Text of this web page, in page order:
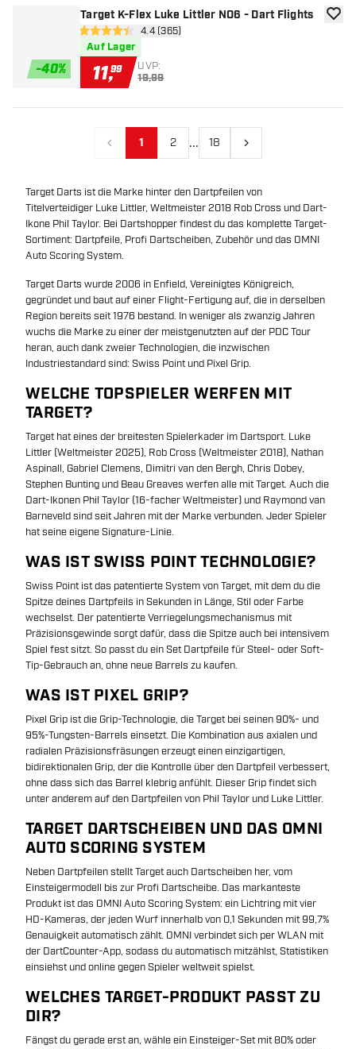
-40%
Target K-Flex Luke Littler NO6 - Dart Flights
Bewertungsbereich öffnen
4.4 Bewertungssterne
4.4 (365)
Auf Lager
11,99 UVP:
19,99
Zur
Vorherige
1 2 ... 18 Nächste
Target Darts ist die Marke hinter den Dartpfeilen von
Titelverteidiger Luke Littler, Weltmeister 2018 Rob Cross und Dart-
Ikone Phil Taylor. Bei Dartshopper findest du das komplette Target-
Sortiment: Dartpfeile, Profi Dartscheiben, Zubehör und das OMNI
Auto Scoring System.
Target Darts wurde 2006 in Enfield, Vereinigtes Königreich,
gegründet und baut auf einer Flight-Fertigung auf, die in derselben
Region bereits seit 1976 bestand. In weniger als zwanzig Jahren
wuchs die Marke zu einer der meistgenutzten auf der PDC Tour
heran, auch dank zweier Technologien, die inzwischen
Industriestandard sind: Swiss Point und Pixel Grip.
WELCHE TOPSPIELER WERFEN MIT
TARGET?
Target hat eines der breitesten Spielerkader im Dartsport. Luke
Littler (Weltmeister 2025), Rob Cross (Weltmeister 2018), Nathan
Aspinall, Gabriel Clemens, Dimitri van den Bergh, Chris Dobey,
Stephen Bunting und Beau Greaves werfen alle mit Target. Auch die
Dart-Ikonen Phil Taylor (16-facher Weltmeister) und Raymond van
Barneveld sind seit Jahren mit der Marke verbunden. Jeder Spieler
hat seine eigene Signature-Linie.
WAS IST SWISS POINT TECHNOLOGIE?
Swiss Point ist das patentierte System von Target, mit dem du die
Spitze deines Dartpfeils in Sekunden in Länge, Stil oder Farbe
wechselst. Der patentierte Verriegelungsmechanismus mit
Präzisionsgewinde sorgt dafür, dass die Spitze auch bei intensivem
Spiel fest sitzt. So passt du ein Set Dartpfeile für Steel- oder Soft-
Tip-Gebrauch an, ohne neue Barrels zu kaufen.
WAS IST PIXEL GRIP?
Pixel Grip ist die Grip-Technologie, die Target bei seinen 90%- und
95%-Tungsten-Barrels einsetzt. Die Kombination aus axialen und
radialen Präzisionsfräsungen erzeugt einen einzigartigen,
bidirektionalen Grip, der die Kontrolle über den Dartpfeil verbessert,
ohne dass sich das Barrel klebrig anfühlt. Dieser Grip findet sich
unter anderem auf den Dartpfeilen von Phil Taylor und Luke Littler.
TARGET DARTSCHEIBEN UND DAS OMNI
AUTO SCORING SYSTEM
Neben Dartpfeilen stellt Target auch Dartscheiben her, vom
Einsteigermodell bis zur Profi Dartscheibe. Das markanteste
Produkt ist das OMNI Auto Scoring System: ein Lichtring mit vier
HD-Kameras, der jeden Wurf innerhalb von 0,1 Sekunden mit 99,7%
Genauigkeit automatisch zählt. OMNI verbindet sich per WLAN mit
der DartCounter-App, sodass du automatisch mitzählst, Statistiken
einsiehst und online gegen Spieler weltweit spielst.
WELCHES TARGET-PRODUKT PASST ZU
DIR?
Fängst du gerade erst an, wähle ein Einsteiger-Set mit 80% oder